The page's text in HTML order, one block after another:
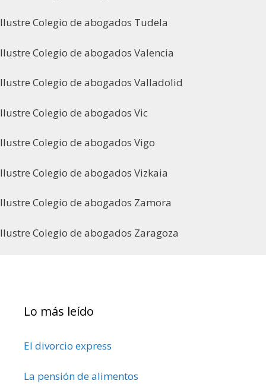
Ilustre Colegio de abogados Tudela
Ilustre Colegio de abogados Valencia
Ilustre Colegio de abogados Valladolid
Ilustre Colegio de abogados Vic
Ilustre Colegio de abogados Vigo
Ilustre Colegio de abogados Vizkaia
Ilustre Colegio de abogados Zamora
Ilustre Colegio de abogados Zaragoza
Lo más leído
El divorcio express
La pensión de alimentos